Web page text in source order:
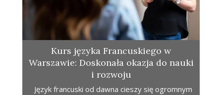
Kurs języka Francuskiego w
Warszawie: Doskonała okazja do nauki
i rozwoju
Język francuski od dawna cieszy się ogromnym